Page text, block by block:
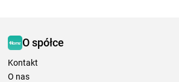
O spółce
Kontakt
O nas